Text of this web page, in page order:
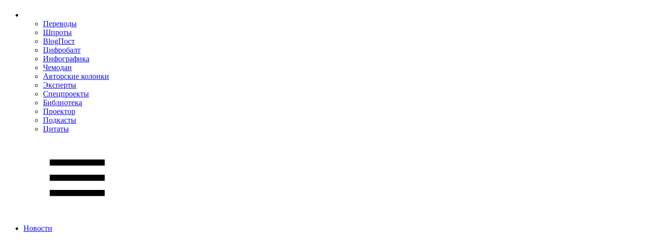
Переводы
Шпроты
BlogПост
Цифробалт
Инфографика
Чемодан
Авторские колонки
Эксперты
Спецпроекты
Библиотека
Проектор
Подкасты
Цитаты
Новости